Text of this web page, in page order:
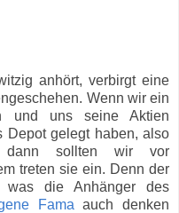
anhört, verbirgt eine
Wenn wir ein
und uns seine Aktien
Depot gelegt haben, also
dann sollten wir vor
treten sie ein. Denn der
die Anhänger des
Fama auch denken